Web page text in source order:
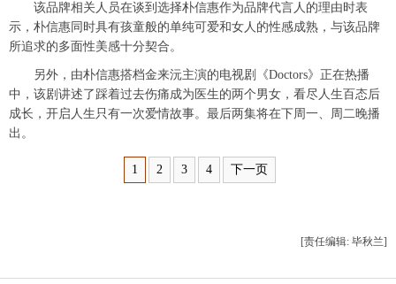
该品牌相关人员在谈到选择朴信惠作为品牌代言人的理由时表
示，朴信惠同时具有孩童般的单纯可爱和女人的性感成熟，与该品牌
所追求的多面性美感十分契合。
另外，由朴信惠搭档金来沅主演的电视剧《Doctors》正在热播
中，该剧讲述了踩着过去伤痛成为医生的两个男女，看尽人生百态后
成长，开启人生只有一次爱情故事。最后两集将在下周一、周二晚播
出。
1 2 3 4 下一页
[责任编辑: 毕秋兰]